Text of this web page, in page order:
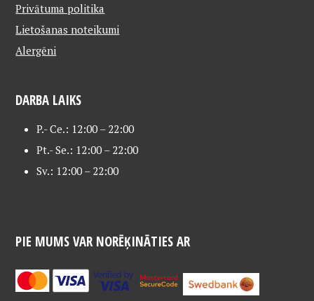
Privātuma politika
Lietošanas noteikumi
Alergēni
DARBA LAIKS
P.- Ce.: 12:00 – 22:00
Pt.- Se.: 12:00 – 22:00
Sv.: 12:00 – 22:00
PIE MUMS VAR NORĒĶINĀTIES AR